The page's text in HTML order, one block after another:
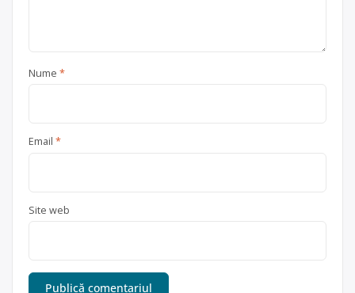
Nume *
Email *
Site web